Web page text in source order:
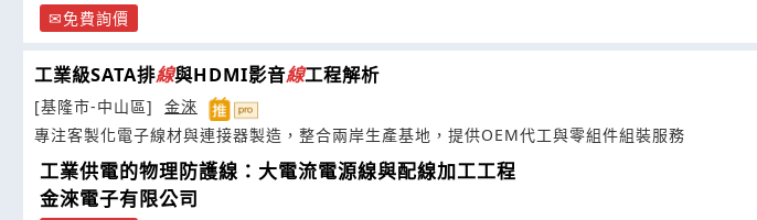
免費詢價
工業級SATA排線與HDMI影音線工程解析
[基隆市-中山區]
金淶
專注客製化電子線材與連接器製造，整合兩岸生產基地，提供OEM代工與零組件組裝服務
工業供電的物理防護線：大電流電源線與配線加工工程
金淶電子有限公司